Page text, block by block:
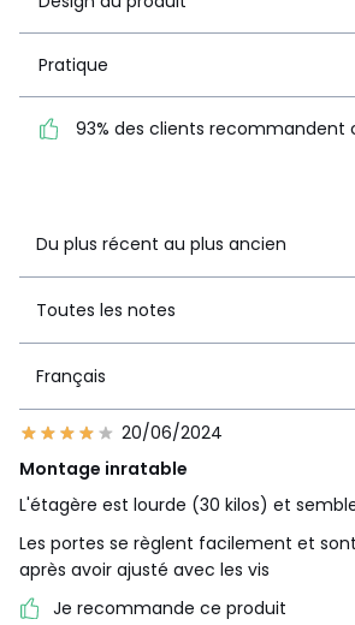
1 0
2
3 1
Pratique
93% des clients recommandent
Du plus récent au plus ancien
Toutes les notes
Français
20/06/2024
Montage inratable
L'étagère est lourde (30 kilos) et
Les portes se règlent facilement et
après avoir ajusté avec les vis
Je recommande ce produit